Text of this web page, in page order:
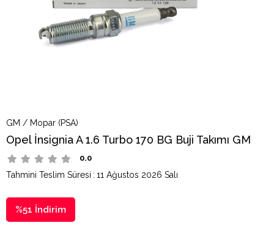
GM / Mopar (PSA)
Opel İnsignia A 1.6 Turbo 170 BG Buji Takımı GM
0.0
Tahmini Teslim Süresi : 11 Ağustos 2026 Salı
%51 İndirim